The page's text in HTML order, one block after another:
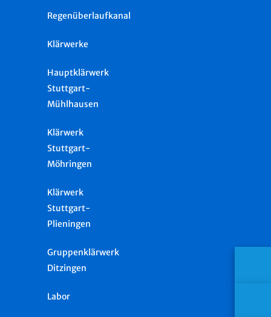
Regenüberlaufkanal
Klärwerke
Hauptklärwerk
Stuttgart-
Mühlhausen
Klärwerk
Stuttgart-
Möhringen
Klärwerk
Stuttgart-
Plieningen
Gruppenklärwerk
Ditzingen
Labor